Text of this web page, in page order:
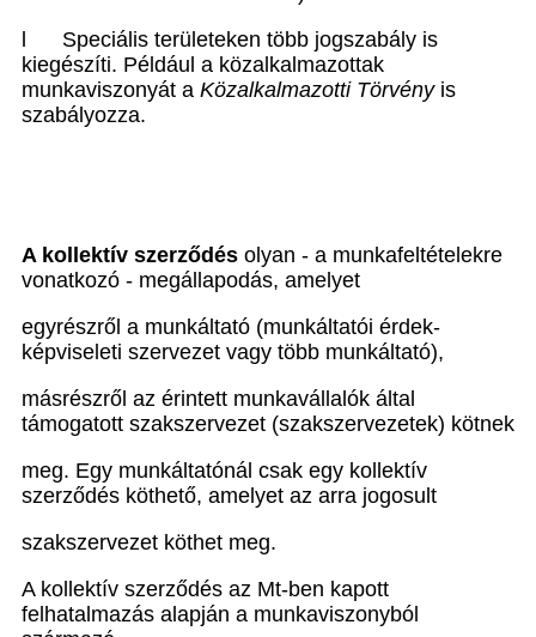
Speciális területeken több jogszabály is
kiegészíti. Például a közalkalmazottak
munkaviszonyát a Közalkalmazotti Törvényis
szabályozza.
A kollektív szerződés olyan - a munkafeltételekre
vonatkozó - megállapodás, amelyet
egyrészről a munkáltató (munkáltatói érdek-
képviseleti szervezet vagy több munkáltató),
másrészről az érintett munkavállalók által
támogatott szakszervezet (szakszervezetek) kötnek
meg. Egy munkáltatónál csak egy kollektív
szerződés köthető, amelyet az arra jogosult
szakszervezet köthet meg.
A kollektív szerződés az Mt-ben kapott
felhatalmazás alapján a munkaviszonyból